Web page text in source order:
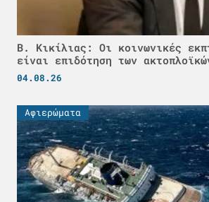
Β. Κικίλιας: Οι κοινωνικές
είναι επιδότηση των
04.08.26
Αφιερώματα